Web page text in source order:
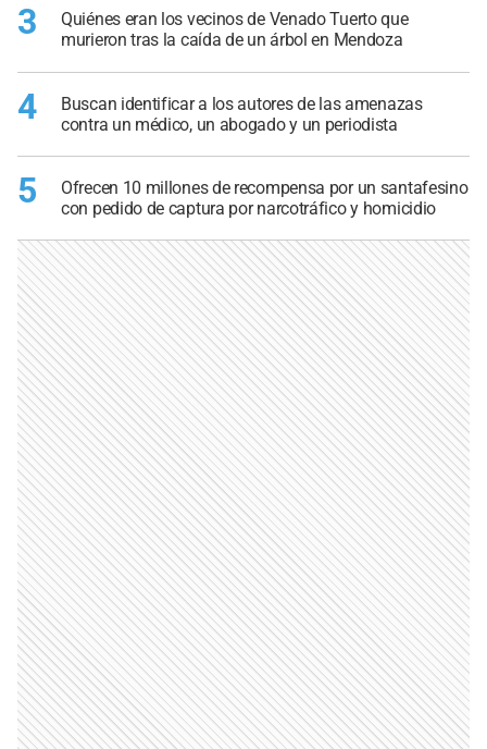
3
Quiénes eran los vecinos de Venado Tuerto que
murieron tras la caída de un árbol en Mendoza
4
Buscan identificar a los autores de las amenazas
contra un médico, un abogado y un periodista
5
Ofrecen 10 millones de recompensa por un santafesino
con pedido de captura por narcotráfico y homicidio